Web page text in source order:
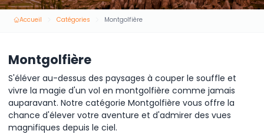
Accueil Catégories Montgolfière
Montgolfière
S'éléver au-dessus des paysages à couper le souffle et
vivre la magie d'un vol en montgolfière comme jamais
auparavant. Notre catégorie Montgolfière vous offre la
chance d'élever votre aventure et d'admirer des vues
magnifiques depuis le ciel.